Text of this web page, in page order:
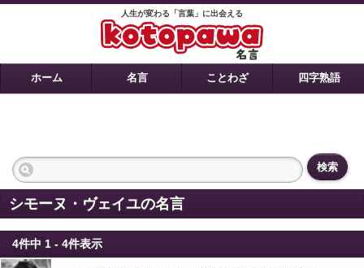
人生が変わる「言葉」に出会える
ホーム 名言 ことわざ 四字熟語
検索
シモーヌ・ヴェイユの名言
4件中 1 - 4件表示